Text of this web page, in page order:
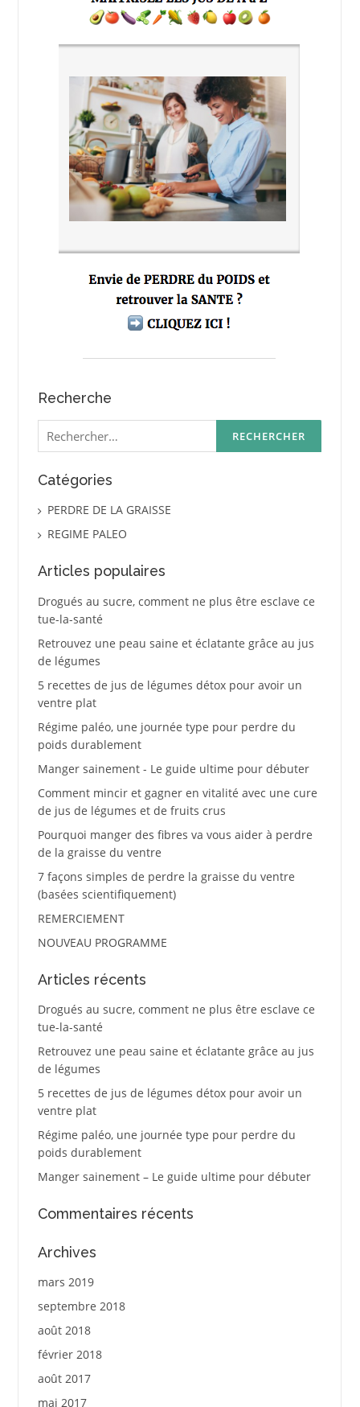
Recherche
Rechercher :
Catégories
PERDRE DE LA GRAISSE
REGIME PALEO
Articles populaires
Drogués au sucre, comment ne plus être esclave ce
tue-la-santé
Retrouvez une peau saine et éclatante grâce au jus
de légumes
5 recettes de jus de légumes détox pour avoir un
ventre plat
Régime paléo, une journée type pour perdre du
poids durablement
Manger sainement - Le guide ultime pour débuter
Comment mincir et gagner en vitalité avec une cure
de jus de légumes et de fruits crus
Pourquoi manger des fibres va vous aider à perdre
de la graisse du ventre
7 façons simples de perdre la graisse du ventre
(basées scientifiquement)
REMERCIEMENT
NOUVEAU PROGRAMME
Articles récents
Drogués au sucre, comment ne plus être esclave ce
tue-la-santé
Retrouvez une peau saine et éclatante grâce au jus
de légumes
5 recettes de jus de légumes détox pour avoir un
ventre plat
Régime paléo, une journée type pour perdre du
poids durablement
Manger sainement – Le guide ultime pour débuter
Commentaires récents
Archives
mars 2019
septembre 2018
août 2018
février 2018
août 2017
mai 2017